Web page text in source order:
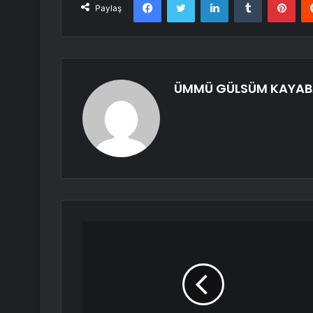
Paylaş
ÜMMÜ GÜLSÜM